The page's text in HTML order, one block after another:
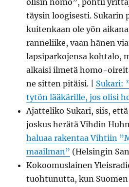
olisin homo”, pohtii
täysin loogisesti. Sukarin
kuitenkaan ole yön
ranneliike, vaan hänen
lapsiparkojensa kohtalo,
alkaisi ilmetä homo-
ne sitten pitäisi. | Sukari:
tytön lääkärille, jos olisi
Ajatteliko Sukari, siis,
joskus herätä Vihdin
haluaa rakentaa Vihtiin
maailman” (Helsingin
Kokoomuslainen
tuohtunutta, kun Suomen